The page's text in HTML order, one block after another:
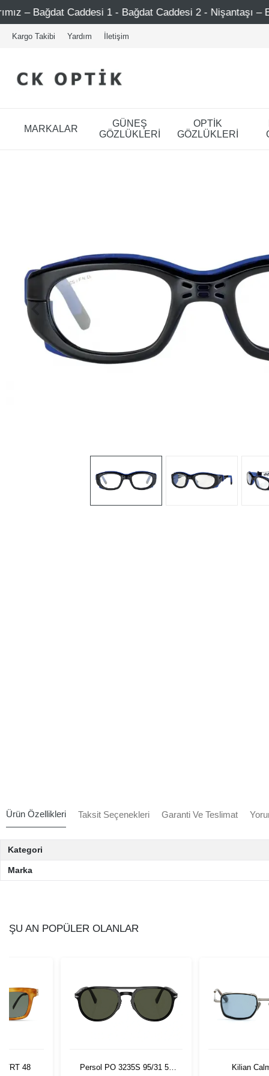
Caddesi 1 - Bağdat Caddesi 2 - Nişantaşı – Etiler –
Kargo Takibi Yardım İletişim
MARKALAR
GÜNEŞ
GÖZLÜKLERİ
OPTİK
GÖZLÜKLERİ
Ürün Özellikleri Taksit Seçenekleri Garanti Ve Teslimat
Kategori
Marka
ŞU AN POPÜLER OLANLAR
48
Persol PO 3235S 95/31 55
Kilian